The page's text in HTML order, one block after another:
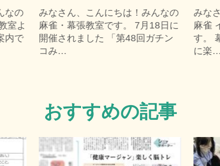
なの
室よ
内で
みなさん、こんにちは！みんなの
麻雀・幕張教室です。 7月18日に
開催されました 「第48回ガチン
コみ…
みな
麻雀
す。
に楽
おすすめの記事